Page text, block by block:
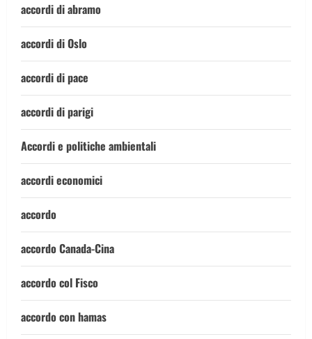
accordi di abramo
accordi di Oslo
accordi di pace
accordi di parigi
Accordi e politiche ambientali
accordi economici
accordo
accordo Canada-Cina
accordo col Fisco
accordo con hamas